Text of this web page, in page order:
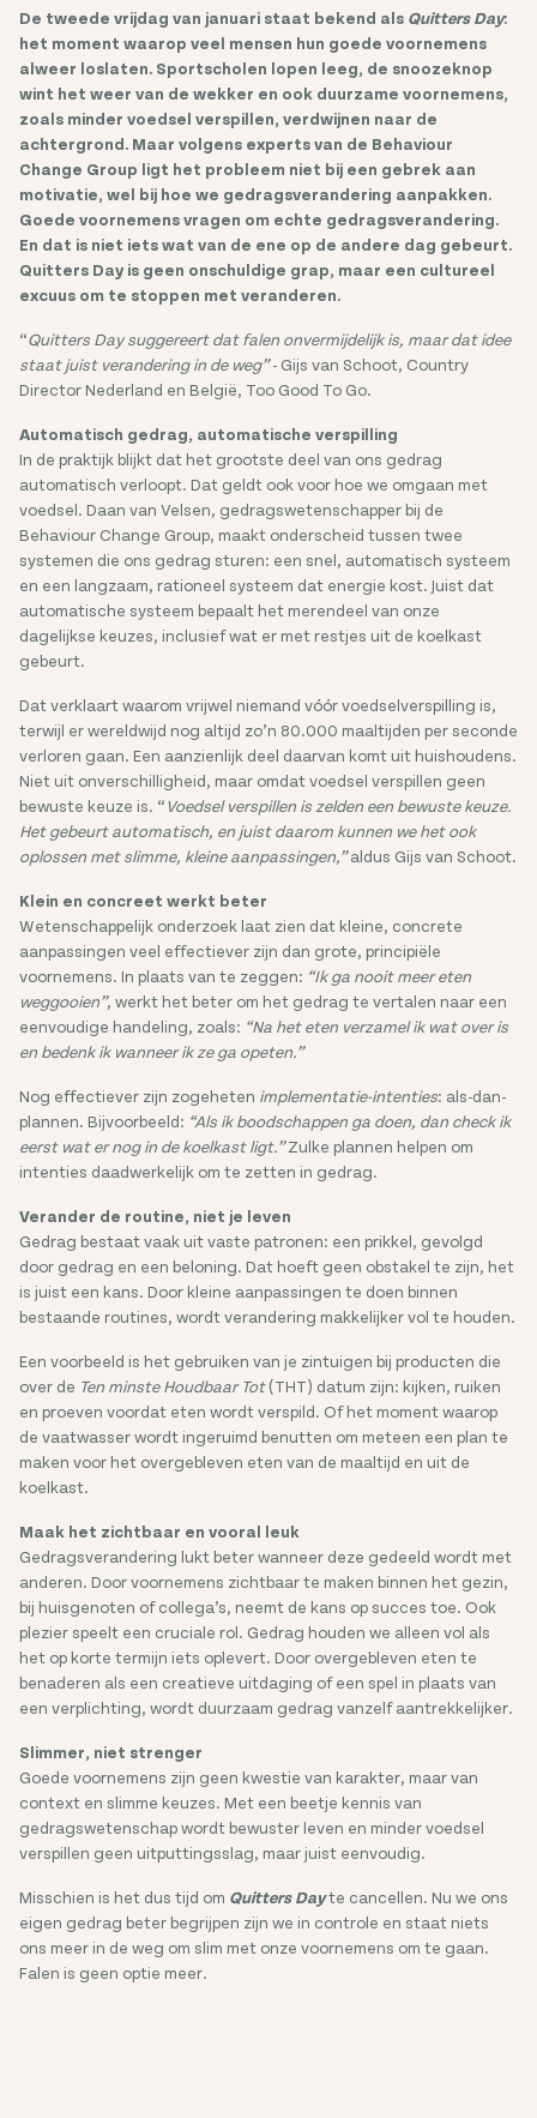
De tweede vrijdag van januari staat bekend als Quitters Day:
het moment waarop veel mensen hun goede voornemens
alweer loslaten. Sportscholen lopen leeg, de snoozeknop
wint het weer van de wekker en ook duurzame voornemens,
zoals minder voedsel verspillen, verdwijnen naar de
achtergrond. Maar volgens experts van de Behaviour
Change Group ligt het probleem niet bij een gebrek aan
motivatie, wel bij hoe we gedragsverandering aanpakken.
Goede voornemens vragen om echte gedragsverandering.
En dat is niet iets wat van de ene op de andere dag gebeurt.
Quitters Day is geen onschuldige grap, maar een cultureel
excuus om te stoppen met veranderen.
“Quitters Day suggereert dat falen onvermijdelijk is, maar dat idee
staat juist verandering in de weg”- Gijs van Schoot, Country
Director Nederland en België, Too Good To Go.
Automatisch gedrag, automatische verspilling
In de praktijk blijkt dat het grootste deel van ons gedrag
automatisch verloopt. Dat geldt ook voor hoe we omgaan met
voedsel. Daan van Velsen, gedragswetenschapper bij de
Behaviour Change Group, maakt onderscheid tussen twee
systemen die ons gedrag sturen: een snel, automatisch systeem
en een langzaam, rationeel systeem dat energie kost. Juist dat
automatische systeem bepaalt het merendeel van onze
dagelijkse keuzes, inclusief wat er met restjes uit de koelkast
gebeurt.
Dat verklaart waarom vrijwel niemand vóór voedselverspilling is,
terwijl er wereldwijd nog altijd zo’n 80.000 maaltijden per seconde
verloren gaan. Een aanzienlijk deel daarvan komt uit huishoudens.
Niet uit onverschilligheid, maar omdat voedsel verspillen geen
bewuste keuze is. “Voedsel verspillen is zelden een bewuste keuze.
Het gebeurt automatisch, en juist daarom kunnen we het ook
oplossen met slimme, kleine aanpassingen,”aldus Gijs van Schoot.
Klein en concreet werkt beter
Wetenschappelijk onderzoek laat zien dat kleine, concrete
aanpassingen veel effectiever zijn dan grote, principiële
voornemens. In plaats van te zeggen: “Ik ga nooit meer eten
weggooien”, werkt het beter om het gedrag te vertalen naar een
eenvoudige handeling, zoals: “Na het eten verzamel ik wat over is
en bedenk ik wanneer ik ze ga opeten.”
Nog effectiever zijn zogeheten implementatie-intenties: als-dan-
plannen. Bijvoorbeeld: “Als ik boodschappen ga doen, dan check ik
eerst wat er nog in de koelkast ligt.”Zulke plannen helpen om
intenties daadwerkelijk om te zetten in gedrag.
Verander de routine, niet je leven
Gedrag bestaat vaak uit vaste patronen: een prikkel, gevolgd
door gedrag en een beloning. Dat hoeft geen obstakel te zijn, het
is juist een kans. Door kleine aanpassingen te doen binnen
bestaande routines, wordt verandering makkelijker vol te houden.
Een voorbeeld is het gebruiken van je zintuigen bij producten die
over de Ten minste Houdbaar Tot(THT) datum zijn: kijken, ruiken
en proeven voordat eten wordt verspild. Of het moment waarop
de vaatwasser wordt ingeruimd benutten om meteen een plan te
maken voor het overgebleven eten van de maaltijd en uit de
koelkast.
Maak het zichtbaar en vooral leuk
Gedragsverandering lukt beter wanneer deze gedeeld wordt met
anderen. Door voornemens zichtbaar te maken binnen het gezin,
bij huisgenoten of collega’s, neemt de kans op succes toe. Ook
plezier speelt een cruciale rol. Gedrag houden we alleen vol als
het op korte termijn iets oplevert. Door overgebleven eten te
benaderen als een creatieve uitdaging of een spel in plaats van
een verplichting, wordt duurzaam gedrag vanzelf aantrekkelijker.
Slimmer, niet strenger
Goede voornemens zijn geen kwestie van karakter, maar van
context en slimme keuzes. Met een beetje kennis van
gedragswetenschap wordt bewuster leven en minder voedsel
verspillen geen uitputtingsslag, maar juist eenvoudig.
Misschien is het dus tijd om Quitters Dayte cancellen. Nu we ons
eigen gedrag beter begrijpen zijn we in controle en staat niets
ons meer in de weg om slim met onze voornemens om te gaan.
Falen is geen optie meer.